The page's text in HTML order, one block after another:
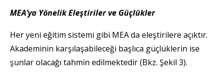
MEA’ya Yönelik Eleştiriler ve Güçlükler
Her yeni eğitim sistemi gibi MEA da eleştirilere açıktır.
Akademinin karşılaşabileceği başlıca güçlüklerin ise
şunlar olacağı tahmin edilmektedir (Bkz. Şekil 3).